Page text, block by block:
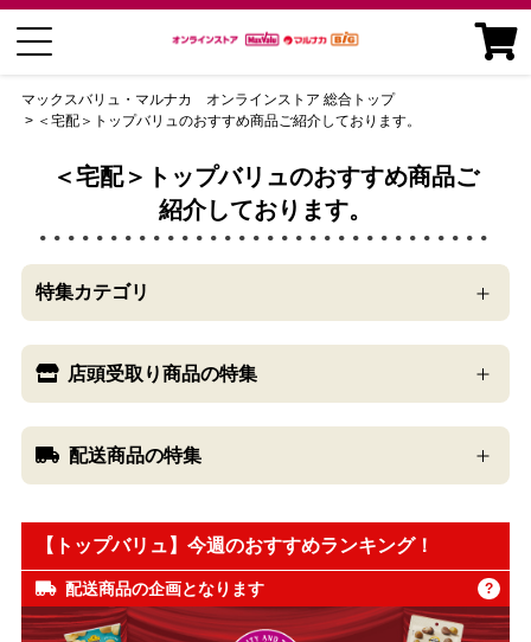
マックスバリュ・マルナカ オンラインストア 総合トップ
＜宅配＞トップバリュのおすすめ商品ご紹介しております。
＜宅配＞トップバリュのおすすめ商品ご
紹介しております。
特集カテゴリ
店頭受取り商品の特集
配送商品の特集
【トップバリュ】今週のおすすめランキング！
配送商品の企画となります ?